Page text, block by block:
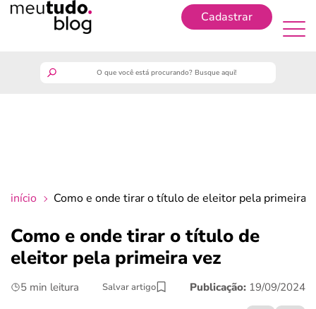
Cadastrar
crédito fácil
últimas notícias
início Como e onde tirar o título de eleitor pela primeira
Como e onde tirar o título de
eleitor pela primeira vez
5 min leitura Salvar artigo Publicação: 19/09/2024